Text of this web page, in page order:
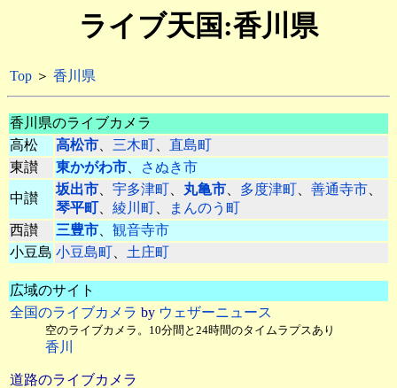
ライブ天国:香川県
Top ＞ 香川県
香川県のライブカメラ
高松
高松市、 三木町、 直島町
東讃
東かがわ市、 さぬき市
中讃
坂出市、 宇多津町、 丸亀市、 多度津町、 善通寺市、
琴平町、 綾川町、
まんのう町
西讃
三豊市、 観音寺市
小豆島 小豆島町、 土庄町
広域のサイト
全国のライブカメラ by ウェザーニュース
空のライブカメラ。10分間と24時間のタイムラプスあり
香川
道路のライブカメラ